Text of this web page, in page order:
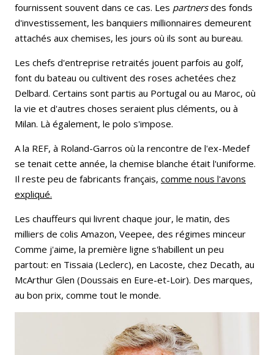
fournissent souvent dans ce cas. Les partnersdes fonds
d'investissement, les banquiers millionnaires demeurent
attachés aux chemises, les jours où ils sont au bureau.
Les chefs d'entreprise retraités jouent parfois au golf,
font du bateau ou cultivent des roses achetées chez
Delbard. Certains sont partis au Portugal ou au Maroc, où
la vie et d'autres choses seraient plus cléments, ou à
Milan. Là également, le polo s'impose.
A la REF, à Roland-Garros où la rencontre de l'ex-Medef
se tenait cette année, la chemise blanche était l'uniforme.
Il reste peu de fabricants français, comme nous l'avons
expliqué.
Les chauffeurs qui livrent chaque jour, le matin, des
milliers de colis Amazon, Veepee, des régimes minceur
Comme j'aime, la première ligne s'habillent un peu
partout: en Tissaia (Leclerc), en Lacoste, chez Decath, au
McArthur Glen (Doussais en Eure-et-Loir). Des marques,
au bon prix, comme tout le monde.